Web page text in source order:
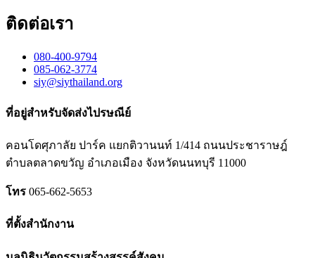
ติดต่อเรา
080-400-9794
085-062-3774
siy@siythailand.org
ที่อยู่สำหรับจัดส่งไปรษณีย์
คอนโดศุภาลัย ปาร์ค แยกติวานนท์ 1/414 ถนนประชาราษฎ์
ตำบลตลาดขวัญ อำเภอเมือง จังหวัดนนทบุรี 11000
โทร 065-662-5653
ที่ตั้งสำนักงาน